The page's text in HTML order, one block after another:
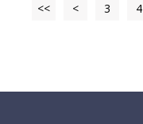
<< < 3 4